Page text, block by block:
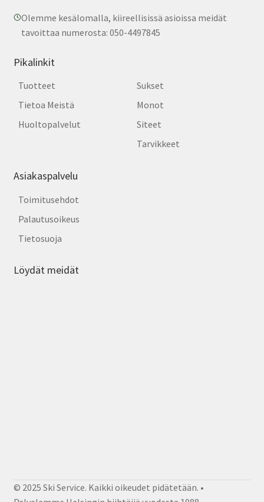
Olemme kesälomalla, kiireellisissä asioissa meidät
tavoittaa numerosta: 050-4497845
Pikalinkit
Tuotteet
Tietoa Meistä
Huoltopalvelut
Sukset
Monot
Siteet
Tarvikkeet
Asiakaspalvelu
Toimitusehdot
Palautusoikeus
Tietosuoja
Löydät meidät
© 2025 Ski Service. Kaikki oikeudet pidätetään. •